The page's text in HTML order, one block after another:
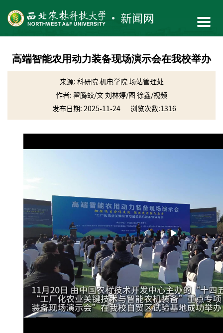
高端智能农用动力装备现场演示会在我校举办
来源: 科研院 机电学院 场站管理处
作者: 翟腾蛟/文 刘林婷/图 徐鑫/视频
发布日期: 2025-11-24
浏览次数:1316
Play
Video